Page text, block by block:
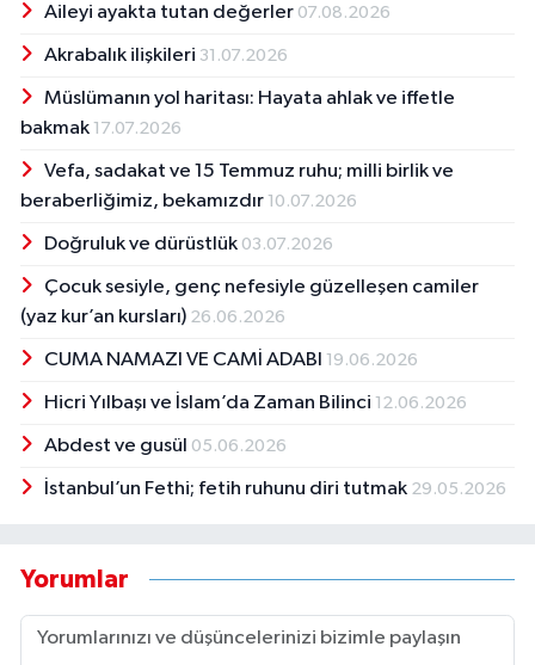
Aileyi ayakta tutan değerler 07.08.2026
Akrabalık ilişkileri 31.07.2026
Müslümanın yol haritası: Hayata ahlak ve iffetle
bakmak 17.07.2026
Vefa, sadakat ve 15 Temmuz ruhu; milli birlik ve
beraberliğimiz, bekamızdır 10.07.2026
Doğruluk ve dürüstlük 03.07.2026
Çocuk sesiyle, genç nefesiyle güzelleşen camiler
(yaz kur’an kursları) 26.06.2026
CUMA NAMAZI VE CAMİ ADABI 19.06.2026
Hicri Yılbaşı ve İslam’da Zaman Bilinci 12.06.2026
Abdest ve gusül 05.06.2026
İstanbul’un Fethi; fetih ruhunu diri tutmak 29.05.2026
Yorumlar